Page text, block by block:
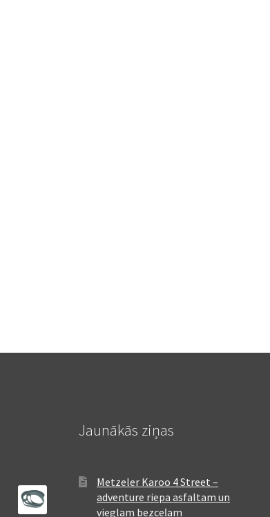
Jaunākās ziņas
Metzeler Karoo 4 Street –
adventure riepa asfaltam un
vieglam bezceļam